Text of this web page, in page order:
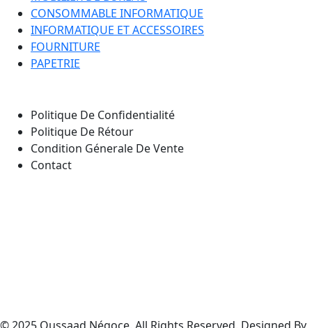
CONSOMMABLE INFORMATIQUE
INFORMATIQUE ET ACCESSOIRES
FOURNITURE
PAPETRIE
Politique De Confidentialité
Politique De Rétour
Condition Génerale De Vente
Contact